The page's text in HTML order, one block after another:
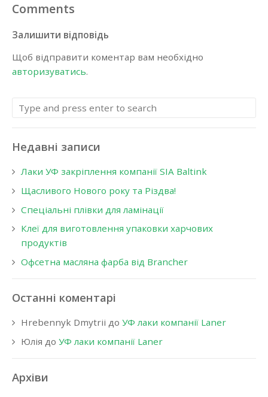
Comments
Залишити відповідь
Щоб відправити коментар вам необхідно
авторизуватись.
Недавні записи
Лаки УФ закріплення компанії SIA Baltink
Щасливого Нового року та Різдва!
Спеціальні плівки для ламінації
Клеї для виготовлення упаковки харчових
продуктів
Офсетна масляна фарба від Brancher
Останні коментарі
Hrebennyk Dmytrii доУФ лаки компанії Laner
Юлія доУФ лаки компанії Laner
Архіви